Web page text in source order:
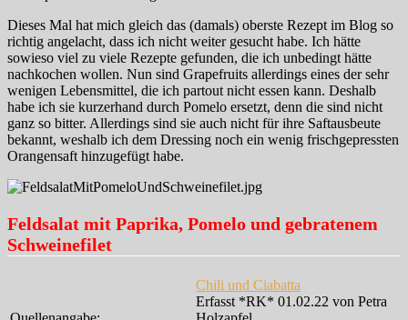
Dieses Mal hat mich gleich das (damals) oberste Rezept im Blog so
richtig angelacht, dass ich nicht weiter gesucht habe. Ich hätte
sowieso viel zu viele Rezepte gefunden, die ich unbedingt hätte
nachkochen wollen. Nun sind Grapefruits allerdings eines der sehr
wenigen Lebensmittel, die ich partout nicht essen kann. Deshalb
habe ich sie kurzerhand durch Pomelo ersetzt, denn die sind nicht
ganz so bitter. Allerdings sind sie auch nicht für ihre Saftausbeute
bekannt, weshalb ich dem Dressing noch ein wenig frischgepressten
Orangensaft hinzugefügt habe.
Feldsalat mit Paprika, Pomelo und gebratenem
Schweinefilet
Chili und Ciabatta
Erfasst *RK* 01.02.22 von Petra